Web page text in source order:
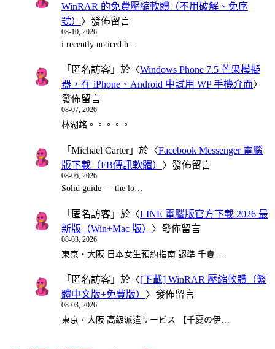
WinRAR 的免費壓縮軟體（不用破解、免序
號） 〉發佈留言
08-10, 2026
i recently noticed h…
「 匿名訪客 」於〈Windows Phone 7.5 芒果模擬
器，在 iPhone、Android 中試用 WP 手機介面〉
發佈留言
08-07, 2026
林湖銘。。。。。
「 Michael Carter」於〈Facebook Messenger 電腦
版下載（FB傳訊軟體） 〉發佈留言
08-06, 2026
Solid guide — the lo…
「 匿名訪客 」於〈LINE 電腦版官方下載 2026 最
新版（Win+Mac 版） 〉發佈留言
08-03, 2026
東京・大阪 日本女生預約指南 認準 千夏…
「 匿名訪客 」於〈[下載] WinRAR 壓縮軟體（繁
體中文版+免費版） 〉發佈留言
08-03, 2026
東京・大阪 高級派遣サービス 【千夏の伊…